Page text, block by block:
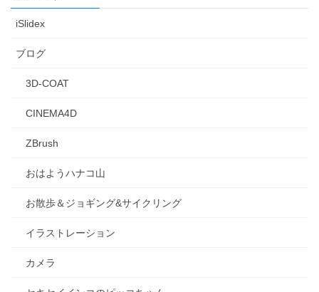
iSlidex
ブログ
3D-COAT
CINEMA4D
ZBrush
おはようハナコ山
お散歩＆ジョギング&サイクリング
イラストレーション
カメラ